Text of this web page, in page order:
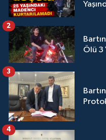
Ölü 3
2
3
4